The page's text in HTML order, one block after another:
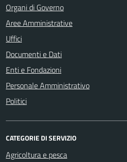
Organi di Governo
Aree Amministrative
Uffici
Documenti e Dati
Enti e Fondazioni
Personale Amministrativo
Politici
CATEGORIE DI SERVIZIO
Agricoltura e pesca